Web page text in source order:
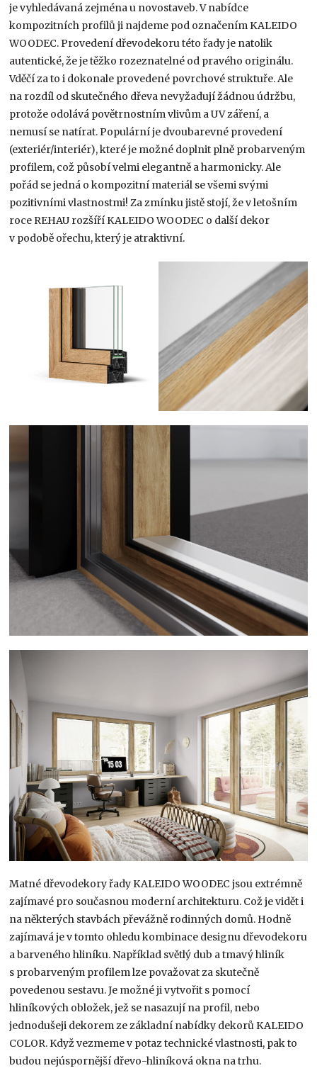
je vyhledávaná zejména u novostaveb. V nabídce
kompozitních profilů ji najdeme pod označením KALEIDO
WOODEC. Provedení dřevodekoru této řady je natolik
autentické, že je těžko rozeznatelné od pravého originálu.
Vděčí za to i dokonale provedené povrchové struktuře. Ale
na rozdíl od skutečného dřeva nevyžadují žádnou údržbu,
protože odolává povětrnostním vlivům a UV záření, a
nemusí se natírat. Populární je dvoubarevné provedení
(exteriér/interiér), které je možné doplnit plně probarveným
profilem, což působí velmi elegantně a harmonicky. Ale
pořád se jedná o kompozitní materiál se všemi svými
pozitivními vlastnostmi! Za zmínku jistě stojí, že v letošním
roce REHAU rozšíří KALEIDO WOODEC o další dekor
v podobě ořechu, který je atraktivní.
Matné dřevodekory řady KALEIDO WOODEC jsou extrémně
zajímavé pro současnou moderní architekturu. Což je vidět i
na některých stavbách převážně rodinných domů. Hodně
zajímavá je v tomto ohledu kombinace designu dřevodekoru
a barveného hliníku. Například světlý dub a tmavý hliník
s probarveným profilem lze považovat za skutečně
povedenou sestavu. Je možné ji vytvořit s pomocí
hliníkových obložek, jež se nasazují na profil, nebo
jednodušeji dekorem ze základní nabídky dekorů KALEIDO
COLOR. Když vezmeme v potaz technické vlastnosti, pak to
budou nejúspornější dřevo-hliníková okna na trhu.